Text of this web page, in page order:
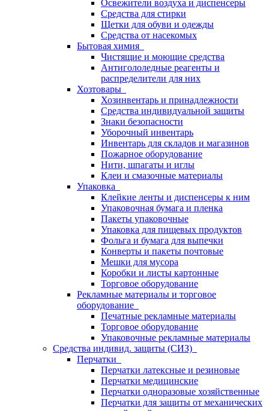
Освежители воздуха и диспенсеры
Средства для стирки
Щетки для обуви и одежды
Средства от насекомых
Бытовая химия
Чистящие и моющие средства
Антигололедные реагенты и
распределители для них
Хозтовары
Хозинвентарь и принадлежности
Средства индивидуальной защиты
Знаки безопасности
Уборочный инвентарь
Инвентарь для складов и магазинов
Пожарное оборудование
Нити, шпагаты и иглы
Клеи и смазочные материалы
Упаковка
Клейкие ленты и диспенсеры к ним
Упаковочная бумага и пленка
Пакеты упаковочные
Упаковка для пищевых продуктов
Фольга и бумага для выпечки
Конверты и пакеты почтовые
Мешки для мусора
Коробки и листы картонные
Торговое оборудование
Рекламные материалы и торговое
оборудование
Печатные рекламные материалы
Торговое оборудование
Упаковочные рекламные материалы
Средства индивид. защиты (СИЗ)
Перчатки
Перчатки латексные и резиновые
Перчатки медицинские
Перчатки одноразовые хозяйственные
Перчатки для защиты от механических